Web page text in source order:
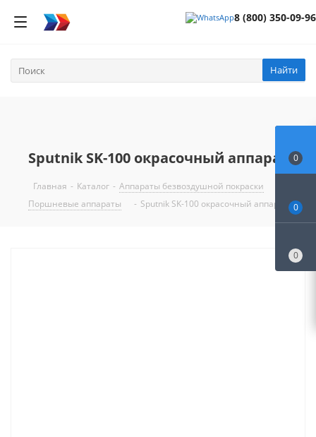
8 (800) 350-09-96
Найти
Sputnik SK-100 окрасочный аппарат
Главная - Каталог - Аппараты безвоздушной покраски
Поршневые аппараты
- Sputnik SK-100 окрасочный аппарат
0
0
0